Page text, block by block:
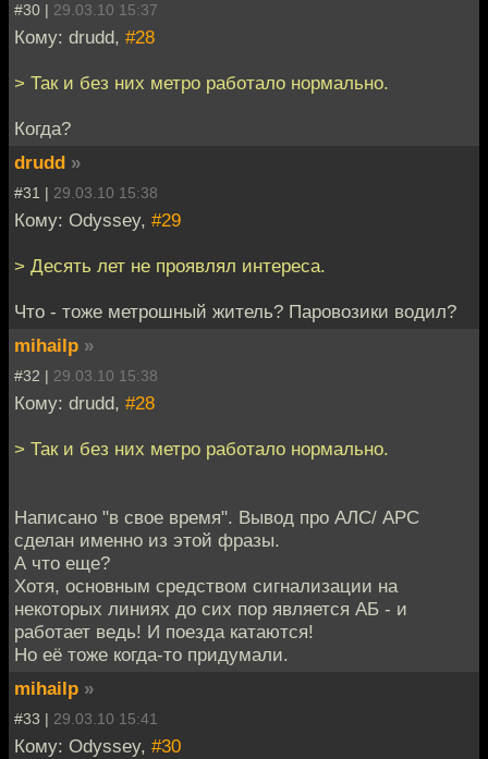
#30 | 29.03.10 15:37
Кому: drudd, #28
> Так и без них метро работало нормально.
Когда?
drudd »
#31 | 29.03.10 15:38
Кому: Odyssey, #29
> Десять лет не проявлял интереса.
Что - тоже метрошный житель? Паровозики водил?
mihailp »
#32 | 29.03.10 15:38
Кому: drudd, #28
> Так и без них метро работало нормально.
Написано "в свое время". Вывод про АЛС/ АРС
сделан именно из этой фразы.
А что еще?
Хотя, основным средством сигнализации на
некоторых линиях до сих пор является АБ - и
работает ведь! И поезда катаются!
Но её тоже когда-то придумали.
mihailp »
#33 | 29.03.10 15:41
Кому: Odyssey, #30